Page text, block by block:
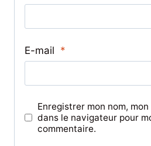
E-mail *
Enregistrer mon nom,
dans le navigateur pour
commentaire.